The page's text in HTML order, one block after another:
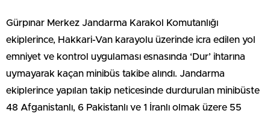
Gürpınar Merkez Jandarma Karakol Komutanlığı
ekiplerince, Hakkari-Van karayolu üzerinde icra edilen yol
emniyet ve kontrol uygulaması esnasında ‘Dur’ ihtarına
uymayarak kaçan minibüs takibe alındı. Jandarma
ekiplerince yapılan takip neticesinde durdurulan minibüste
48 Afganistanlı, 6 Pakistanlı ve 1 İranlı olmak üzere 55